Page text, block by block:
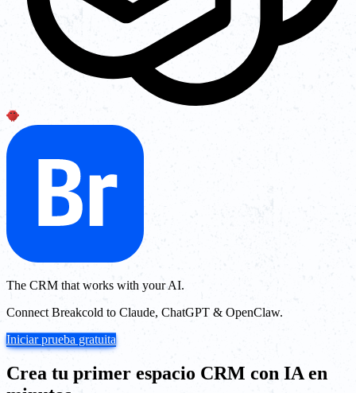
The CRM that works with your AI.
Connect Breakcold to Claude, ChatGPT & OpenClaw.
Iniciar prueba gratuita
Crea tu primer espacio CRM con IA en